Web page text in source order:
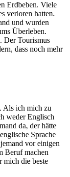
Erdbeben. Viele
verloren hatten.
und wurden
Überleben.
Der Tourismus
dass noch mehr
Als ich mich zu
weder Englisch
da, der hätte
Sprache
vor einigen
Beruf machen
mich die beste